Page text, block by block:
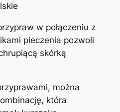
w połączeniu z
pieczenia pozwoli
skórką
można
która